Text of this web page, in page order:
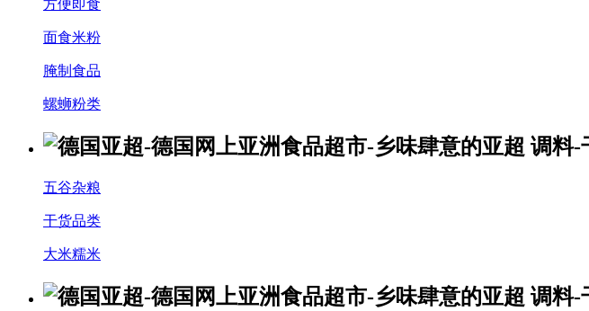
方便即食
面食米粉
腌制食品
螺蛳粉类
五谷杂粮
干货品类
大米糯米